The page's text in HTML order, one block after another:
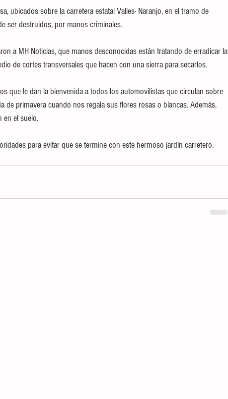
ubicados sobre la carretera estatal Valles- Naranjo, en el tramo de
ser destruidos, por manos criminales.
a MH Noticias, que manos desconocidas están tratando de erradicar la
de cortes transversales que hacen con una sierra para secarlos.
que le dan la bienvenida a todos los automovilistas que circulan sobre
de primavera cuando nos regala sus flores rosas o blancas. Además,
en el suelo.
para evitar que se termine con este hermoso jardín carretero.